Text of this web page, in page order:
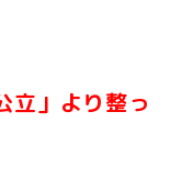
立」より整っ